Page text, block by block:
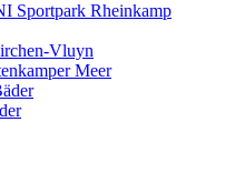
Sportpark Rheinkamp
Vluyn
Meer